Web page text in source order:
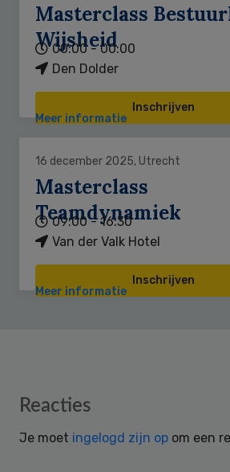
Masterclass
Wijsheid
00:00 - 00:00
Den Dolder
Inschrijven
Meer informatie
16 december 2025, Utrecht
Masterclass
Teamdynamiek
09:00 - 16:30
Van der Valk Hotel
Inschrijven
Meer informatie
Reader
Reacties
Je moet ingelogd zijn op om een